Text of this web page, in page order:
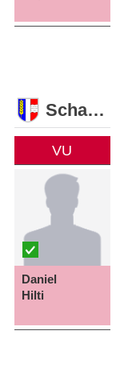
Schaan
VU
Daniel
Hilti